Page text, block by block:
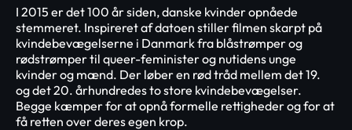
I 2015 er det 100 år siden, danske kvinder opnåede
stemmeret. Inspireret af datoen stiller filmen skarpt på
kvindebevægelserne i Danmark fra blåstrømper og
rødstrømper til queer-feminister og nutidens unge
kvinder og mænd. Der løber en rød tråd mellem det 19.
og det 20. århundredes to store kvindebevægelser.
Begge kæmper for at opnå formelle rettigheder og for at
få retten over deres egen krop.